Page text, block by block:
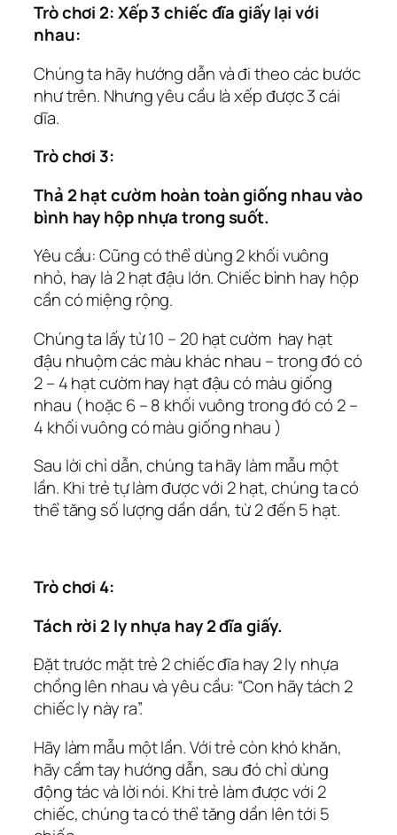
Trò chơi 2: Xếp 3 chiếc đĩa giấy lại với
nhau:
Chúng ta hãy hướng dẫn và đi theo các bước
như trên. Nhưng yêu cầu là xếp được 3 cái
dĩa.
Trò chơi 3:
Thả 2 hạt cườm hoàn toàn giống nhau vào
bình hay hộp nhựa trong suốt.
Yêu cầu: Cũng có thể dùng 2 khối vuông
nhỏ, hay là 2 hạt đậu lớn. Chiếc bình hay hộp
cần có miệng rộng.
Chúng ta lấy từ 10 – 20 hạt cườm hay hạt
đậu nhuộm các màu khác nhau – trong đó có
2 – 4 hạt cườm hay hạt đậu có màu giống
nhau ( hoặc 6 – 8 khối vuông trong đó có 2 –
4 khối vuông có màu giống nhau )
Sau lời chỉ dẫn, chúng ta hãy làm mẫu một
lần. Khi trẻ tự làm được với 2 hạt, chúng ta có
thể tăng số lượng dần dần, từ 2 đến 5 hạt.
Trò chơi 4:
Tách rời 2 ly nhựa hay 2 đĩa giấy.
Đặt trước mặt trẻ 2 chiếc đĩa hay 2 ly nhựa
chồng lên nhau và yêu cầu: “Con hãy tách 2
chiếc ly này ra”.
Hãy làm mẫu một lần. Với trẻ còn khó khăn,
hãy cầm tay hướng dẫn, sau đó chỉ dùng
động tác và lời nói. Khi trẻ làm được với 2
chiếc, chúng ta có thể tăng dần lên tới 5